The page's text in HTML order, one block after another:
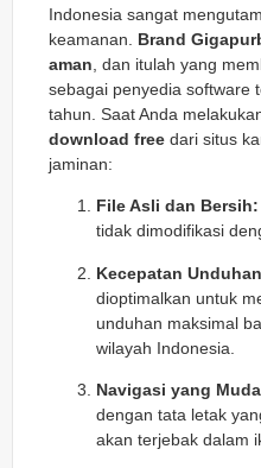
Indonesia sangat
keamanan. Brand
aman , dan itulah yang
sebagai penyedia software
tahun. Saat Anda
download free dari situs
jaminan:
File Asli dan Bersih:
tidak dimodifikasi
Kecepatan
dioptimalkan untuk
unduhan maksimal
wilayah Indonesia.
Navigasi yang
dengan tata letak
akan terjebak dalam